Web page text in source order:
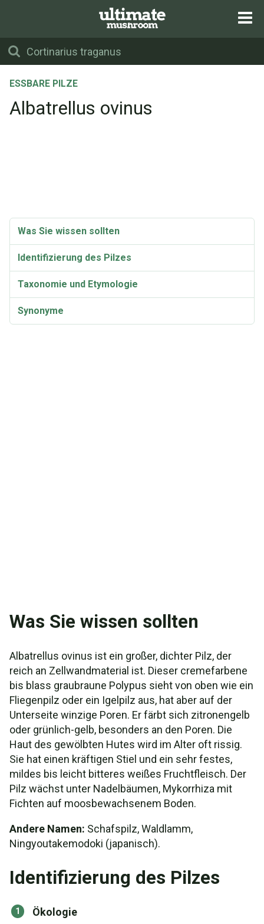
ESSBARE PILZE
Albatrellus ovinus
Was Sie wissen sollten
Identifizierung des Pilzes
Taxonomie und Etymologie
Synonyme
Was Sie wissen sollten
Albatrellus ovinus ist ein großer, dichter Pilz, der
reich an Zellwandmaterial ist. Dieser cremefarbene
bis blass graubraune Polypus sieht von oben wie ein
Fliegenpilz oder ein Igelpilz aus, hat aber auf der
Unterseite winzige Poren. Er färbt sich zitronengelb
oder grünlich-gelb, besonders an den Poren. Die
Haut des gewölbten Hutes wird im Alter oft rissig.
Sie hat einen kräftigen Stiel und ein sehr festes,
mildes bis leicht bitteres weißes Fruchtfleisch. Der
Pilz wächst unter Nadelbäumen, Mykorrhiza mit
Fichten auf moosbewachsenem Boden.
Andere Namen: Schafspilz, Waldlamm,
Ningyoutakemodoki (japanisch).
Identifizierung des Pilzes
Ökologie